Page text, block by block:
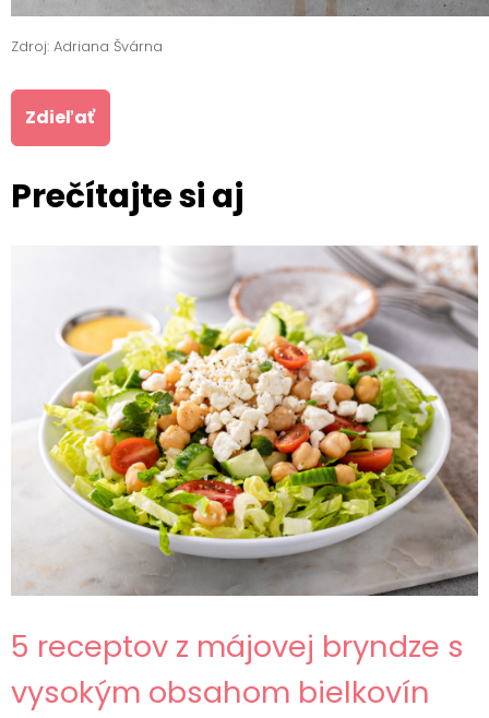
Zdroj: Adriana Švárna
Zdieľať
Prečítajte si aj
5 receptov z májovej bryndze s
vysokým obsahom bielkovín